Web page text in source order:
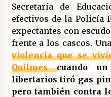
Asamblea
plantea una
para La
16/07/
Declaración
contra la
14/07/2026
Secretaría de
efectivos de la Policía
expectantes con
frente a los cascos.
violencia que se
Quilmes
cuando
libertarios tiró gas
pero también contra